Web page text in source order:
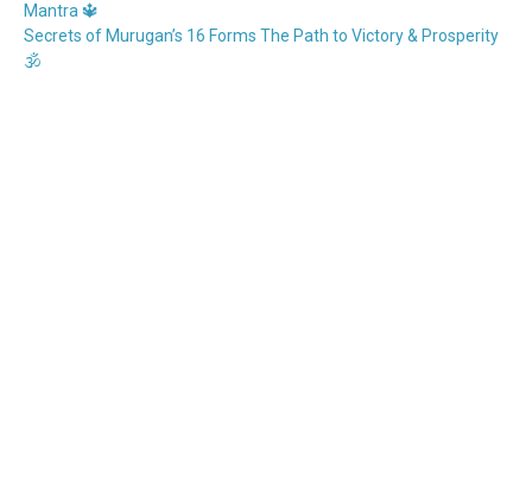
Mantra 🔱
Secrets of Murugan’s 16 Forms The Path to Victory & Prosperity
🕉️